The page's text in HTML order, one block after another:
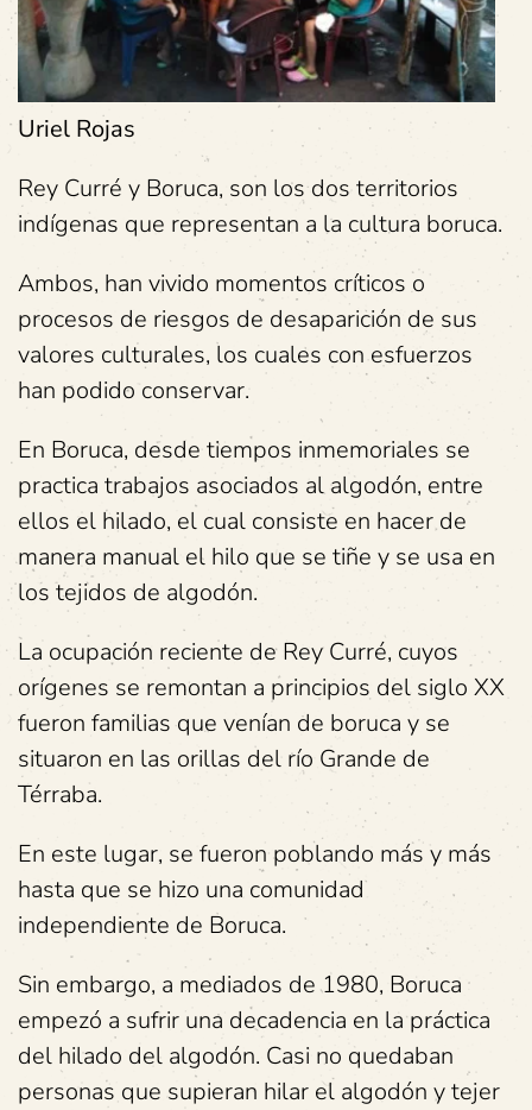
Uriel Rojas
Rey Curré y Boruca, son los dos territorios
indígenas que representan a la cultura boruca.
Ambos, han vivido momentos críticos o
procesos de riesgos de desaparición de sus
valores culturales, los cuales con esfuerzos
han podido conservar.
En Boruca, desde tiempos inmemoriales se
practica trabajos asociados al algodón, entre
ellos el hilado, el cual consiste en hacer de
manera manual el hilo que se tiñe y se usa en
los tejidos de algodón.
La ocupación reciente de Rey Curré, cuyos
orígenes se remontan a principios del siglo XX
fueron familias que venían de boruca y se
situaron en las orillas del río Grande de
Térraba.
En este lugar, se fueron poblando más y más
hasta que se hizo una comunidad
independiente de Boruca.
Sin embargo, a mediados de 1980, Boruca
empezó a sufrir una decadencia en la práctica
del hilado del algodón. Casi no quedaban
personas que supieran hilar el algodón y tejer